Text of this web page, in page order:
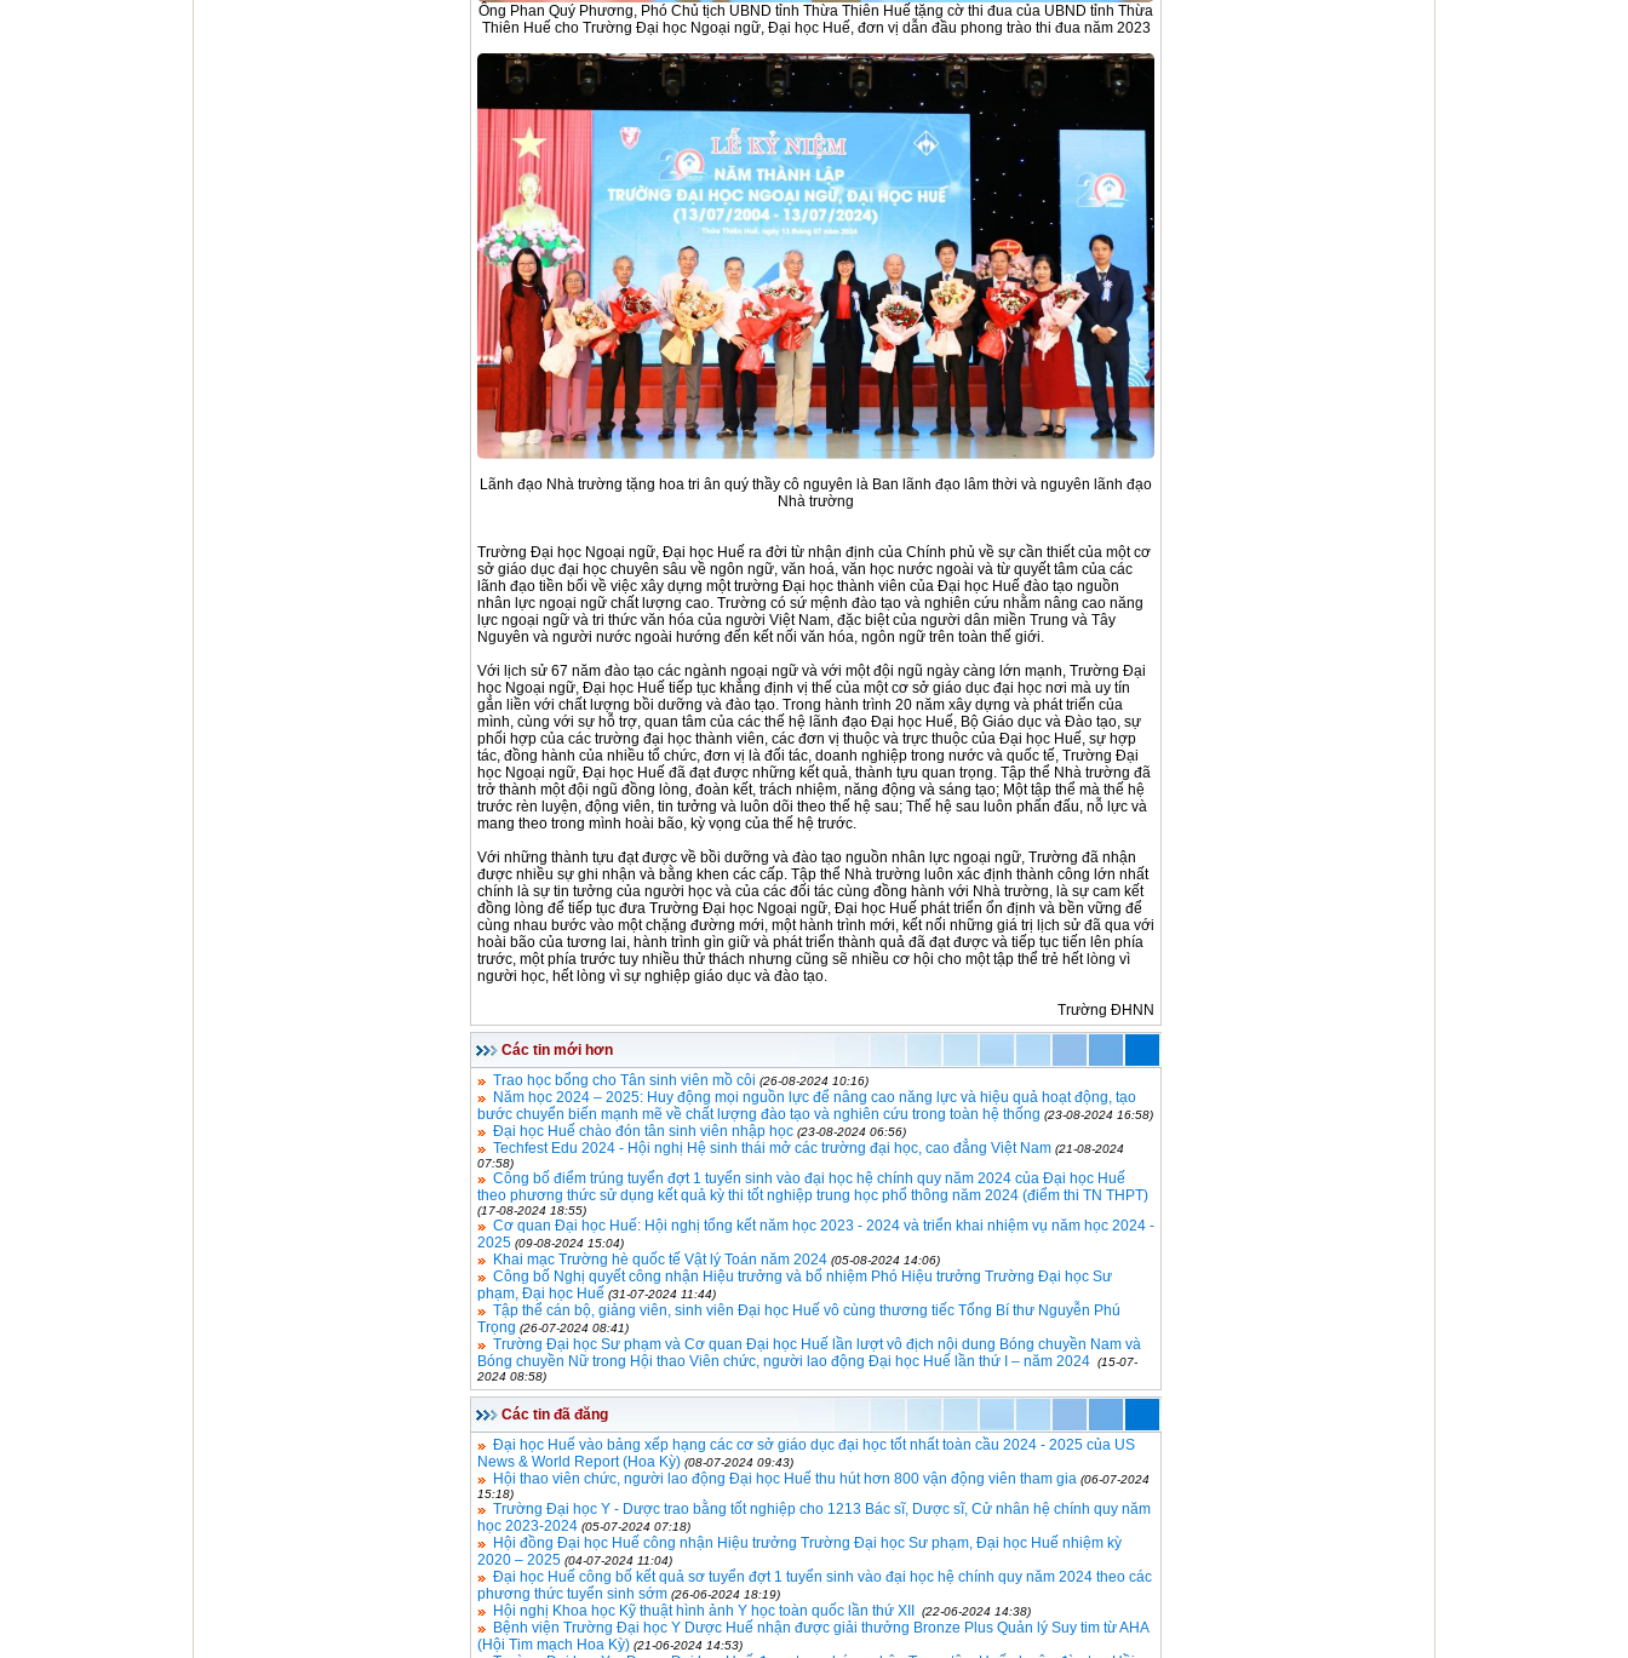
Ông Phan Quý Phương, Phó Chủ tịch UBND tỉnh Thừa Thiên Huế tặng cờ thi đua của UBND tỉnh Thừa
Thiên Huế cho Trường Đại học Ngoại ngữ, Đại học Huế, đơn vị dẫn đầu phong trào thi đua năm 2023
Lãnh đạo Nhà trường tặng hoa tri ân quý thầy cô nguyên là Ban lãnh đạo lâm thời và nguyên lãnh đạo
Nhà trường
Trường Đại học Ngoại ngữ, Đại học Huế ra đời từ nhận định của Chính phủ về sự cần thiết của một cơ
sở giáo dục đại học chuyên sâu về ngôn ngữ, văn hoá, văn học nước ngoài và từ quyết tâm của các
lãnh đạo tiền bối về việc xây dựng một trường Đại học thành viên của Đại học Huế đào tạo nguồn
nhân lực ngoại ngữ chất lượng cao. Trường có sứ mệnh đào tạo và nghiên cứu nhằm nâng cao năng
lực ngoại ngữ và tri thức văn hóa của người Việt Nam, đặc biệt của người dân miền Trung và Tây
Nguyên và người nước ngoài hướng đến kết nối văn hóa, ngôn ngữ trên toàn thế giới.
Với lịch sử 67 năm đào tạo các ngành ngoại ngữ và với một đội ngũ ngày càng lớn mạnh, Trường Đại
học Ngoại ngữ, Đại học Huế tiếp tục khẳng định vị thế của một cơ sở giáo dục đại học nơi mà uy tín
gắn liền với chất lượng bồi dưỡng và đào tạo. Trong hành trình 20 năm xây dựng và phát triển của
mình, cùng với sự hỗ trợ, quan tâm của các thế hệ lãnh đạo Đại học Huế, Bộ Giáo dục và Đào tạo, sự
phối hợp của các trường đại học thành viên, các đơn vị thuộc và trực thuộc của Đại học Huế, sự hợp
tác, đồng hành của nhiều tổ chức, đơn vị là đối tác, doanh nghiệp trong nước và quốc tế, Trường Đại
học Ngoại ngữ, Đại học Huế đã đạt được những kết quả, thành tựu quan trọng. Tập thể Nhà trường đã
trở thành một đội ngũ đồng lòng, đoàn kết, trách nhiệm, năng động và sáng tạo; Một tập thể mà thế hệ
trước rèn luyện, động viên, tin tưởng và luôn dõi theo thế hệ sau; Thế hệ sau luôn phấn đấu, nỗ lực và
mang theo trong mình hoài bão, kỳ vọng của thế hệ trước.
Với những thành tựu đạt được về bồi dưỡng và đào tạo nguồn nhân lực ngoại ngữ, Trường đã nhận
được nhiều sự ghi nhận và bằng khen các cấp. Tập thể Nhà trường luôn xác định thành công lớn nhất
chính là sự tin tưởng của người học và của các đối tác cùng đồng hành với Nhà trường, là sự cam kết
đồng lòng để tiếp tục đưa Trường Đại học Ngoại ngữ, Đại học Huế phát triển ổn định và bền vững để
cùng nhau bước vào một chặng đường mới, một hành trình mới, kết nối những giá trị lịch sử đã qua với
hoài bão của tương lai, hành trình gìn giữ và phát triển thành quả đã đạt được và tiếp tục tiến lên phía
trước, một phía trước tuy nhiều thử thách nhưng cũng sẽ nhiều cơ hội cho một tập thể trẻ hết lòng vì
người học, hết lòng vì sự nghiệp giáo dục và đào tạo.
Trường ĐHNN
Các tin mới hơn
Trao học bổng cho Tân sinh viên mồ côi (26-08-2024 10:16)
Năm học 2024 – 2025: Huy động mọi nguồn lực để nâng cao năng lực và hiệu quả hoạt động, tạo
bước chuyển biến mạnh mẽ về chất lượng đào tạo và nghiên cứu trong toàn hệ thống (23-08-2024 16:58)
Đại học Huế chào đón tân sinh viên nhập học (23-08-2024 06:56)
Techfest Edu 2024 - Hội nghị Hệ sinh thái mở các trường đại học, cao đẳng Việt Nam (21-08-2024
07:58)
Công bố điểm trúng tuyển đợt 1 tuyển sinh vào đại học hệ chính quy năm 2024 của Đại học Huế
theo phương thức sử dụng kết quả kỳ thi tốt nghiệp trung học phổ thông năm 2024 (điểm thi TN THPT)
(17-08-2024 18:55)
Cơ quan Đại học Huế: Hội nghị tổng kết năm học 2023 - 2024 và triển khai nhiệm vụ năm học 2024 -
2025 (09-08-2024 15:04)
Khai mạc Trường hè quốc tế Vật lý Toán năm 2024 (05-08-2024 14:06)
Công bố Nghị quyết công nhận Hiệu trưởng và bổ nhiệm Phó Hiệu trưởng Trường Đại học Sư
phạm, Đại học Huế (31-07-2024 11:44)
Tập thể cán bộ, giảng viên, sinh viên Đại học Huế vô cùng thương tiếc Tổng Bí thư Nguyễn Phú
Trọng (26-07-2024 08:41)
Trường Đại học Sư phạm và Cơ quan Đại học Huế lần lượt vô địch nội dung Bóng chuyền Nam và
Bóng chuyền Nữ trong Hội thao Viên chức, người lao động Đại học Huế lần thứ I – năm 2024 (15-07-
2024 08:58)
Các tin đã đăng
Đại học Huế vào bảng xếp hạng các cơ sở giáo dục đại học tốt nhất toàn cầu 2024 - 2025 của US
News & World Report (Hoa Kỳ) (08-07-2024 09:43)
Hội thao viên chức, người lao động Đại học Huế thu hút hơn 800 vận động viên tham gia (06-07-2024
15:18)
Trường Đại học Y - Dược trao bằng tốt nghiệp cho 1213 Bác sĩ, Dược sĩ, Cử nhân hệ chính quy năm
học 2023-2024 (05-07-2024 07:18)
Hội đồng Đại học Huế công nhận Hiệu trưởng Trường Đại học Sư phạm, Đại học Huế nhiệm kỳ
2020 – 2025 (04-07-2024 11:04)
Đại học Huế công bố kết quả sơ tuyển đợt 1 tuyển sinh vào đại học hệ chính quy năm 2024 theo các
phương thức tuyển sinh sớm (26-06-2024 18:19)
Hội nghị Khoa học Kỹ thuật hình ảnh Y học toàn quốc lần thứ XII (22-06-2024 14:38)
Bệnh viện Trường Đại học Y Dược Huế nhận được giải thưởng Bronze Plus Quản lý Suy tim từ AHA
(Hội Tim mạch Hoa Kỳ) (21-06-2024 14:53)